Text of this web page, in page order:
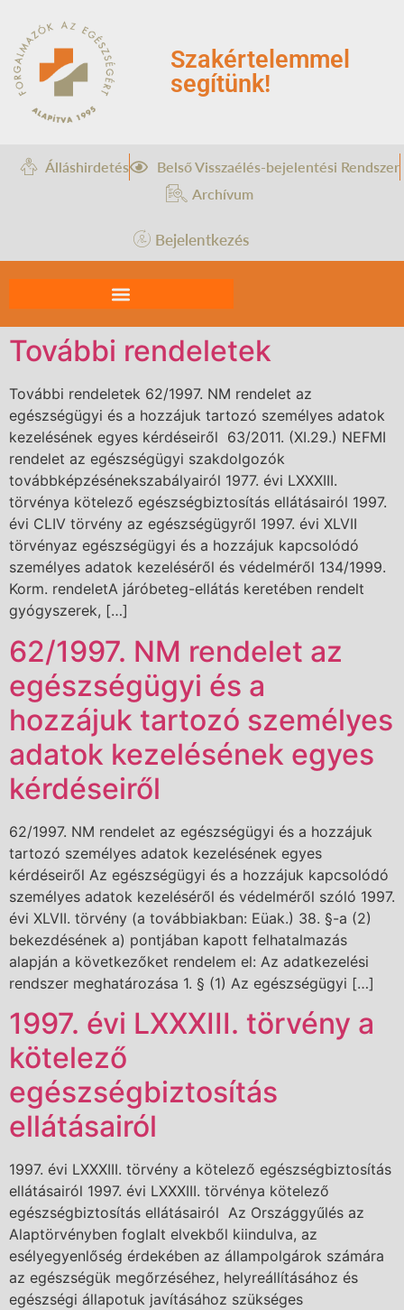
Szakértelemmel
segítünk!
Álláshirdetés
Belső Visszaélés-bejelentési Rendszer
Archívum
Bejelentkezés
További rendeletek
További rendeletek 62/1997. NM rendelet az
egészségügyi és a hozzájuk tartozó személyes adatok
kezelésének egyes kérdéseiről 63/2011. (XI.29.) NEFMI
rendelet az egészségügyi szakdolgozók
továbbképzésénekszabályairól 1977. évi LXXXIII.
törvénya kötelező egészségbiztosítás ellátásairól 1997.
évi CLIV törvény az egészségügyről 1997. évi XLVII
törvényaz egészségügyi és a hozzájuk kapcsolódó
személyes adatok kezeléséről és védelméről 134/1999.
Korm. rendeletA járóbeteg-ellátás keretében rendelt
gyógyszerek, […]
62/1997. NM rendelet az
egészségügyi és a
hozzájuk tartozó személyes
adatok kezelésének egyes
kérdéseiről
62/1997. NM rendelet az egészségügyi és a hozzájuk
tartozó személyes adatok kezelésének egyes
kérdéseiről Az egészségügyi és a hozzájuk kapcsolódó
személyes adatok kezeléséről és védelméről szóló 1997.
évi XLVII. törvény (a továbbiakban: Eüak.) 38. §-a (2)
bekezdésének a) pontjában kapott felhatalmazás
alapján a következőket rendelem el: Az adatkezelési
rendszer meghatározása 1. § (1) Az egészségügyi […]
1997. évi LXXXIII. törvény a
kötelező
egészségbiztosítás
ellátásairól
1997. évi LXXXIII. törvény a kötelező egészségbiztosítás
ellátásairól 1997. évi LXXXIII. törvénya kötelező
egészségbiztosítás ellátásairól Az Országgyűlés az
Alaptörvényben foglalt elvekből kiindulva, az
esélyegyenlőség érdekében az állampolgárok számára
az egészségük megőrzéséhez, helyreállításához és
egészségi állapotuk javításához szükséges